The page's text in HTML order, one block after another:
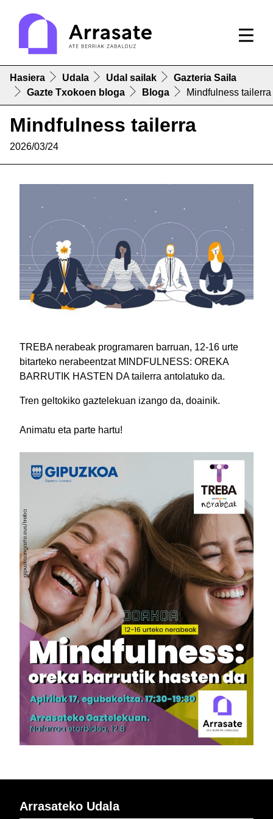
Hasiera Udala Udal sailak
Gazteria Saila
Gazte Txokoen bloga
Bloga Mindfulness tailerra
Mindfulness tailerra
2026/03/24
TREBA nerabeak programaren barruan, 12-16 urte
bitarteko nerabeentzat MINDFULNESS: OREKA
BARRUTIK HASTEN DA tailerra antolatuko da.
Tren geltokiko gaztelekuan izango da, doainik.
Animatu eta parte hartu!
Arrasateko Udala